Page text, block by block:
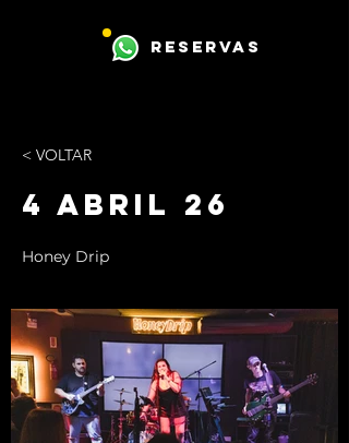
reservas
< VOLTAR
4 ABRIL 26
Honey Drip